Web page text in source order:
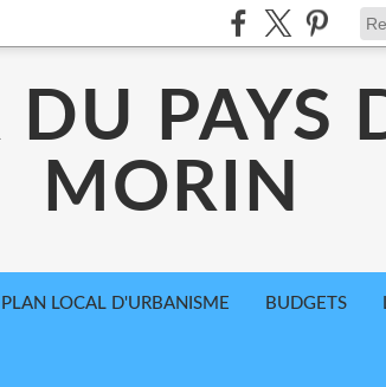
PAYS
MORIN
PLAN LOCAL D'URBANISME BUDGETS